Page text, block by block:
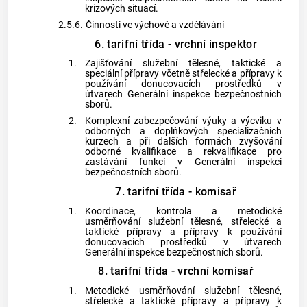
krizových situací.
2.5.6. Činnosti ve výchově a vzdělávání
6. tarifní třída - vrchní inspektor
1.
Zajišťování služební tělesné, taktické a
speciální přípravy včetně střelecké a přípravy k
používání donucovacích prostředků v
útvarech Generální inspekce bezpečnostních
sborů.
2.
Komplexní zabezpečování výuky a výcviku v
odborných a doplňkových specializačních
kurzech a při dalších formách zvyšování
odborné kvalifikace a rekvalifikace pro
zastávání funkcí v Generální inspekci
bezpečnostních sborů.
7. tarifní třída - komisař
1.
Koordinace, kontrola a metodické
usměrňování služební tělesné, střelecké a
taktické přípravy a přípravy k používání
donucovacích prostředků v útvarech
Generální inspekce bezpečnostních sborů.
8. tarifní třída - vrchní komisař
1.
Metodické usměrňování služební tělesné,
střelecké a taktické přípravy a přípravy k